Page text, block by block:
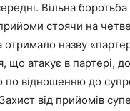
Вільна
стоячи на
назву
що атакує в партері,
по відношенню до
від прийомів